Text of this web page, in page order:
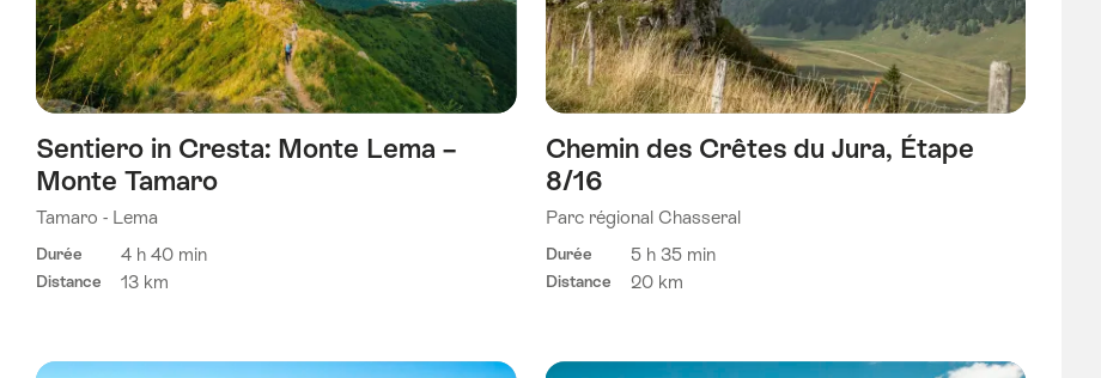
Sentiero in Cresta: Monte Lema –
Monte Tamaro
Tamaro - Lema
Durée 4 h 40 min
Distance 13 km
Chemin des Crêtes du Jura, Étape
8/16
Parc régional Chasseral
Durée 5 h 35 min
Distance 20 km